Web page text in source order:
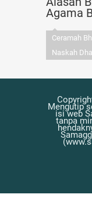
Agama
Ceramah
Naskah
Mengutip
isi web
tanpa